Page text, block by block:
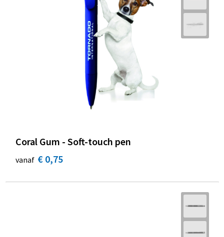
Coral Gum - Soft-touch pen
vanaf € 0,75